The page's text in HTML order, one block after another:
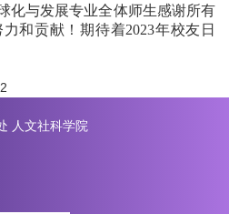
化与发展专业全体师生感谢所有
和贡献！期待着2023年校友日
人文社科学院